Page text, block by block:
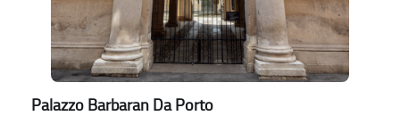
Palazzo Barbaran Da Porto